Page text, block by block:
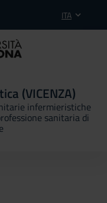
ITA
(VICENZA)
infermieristiche
sanitaria di